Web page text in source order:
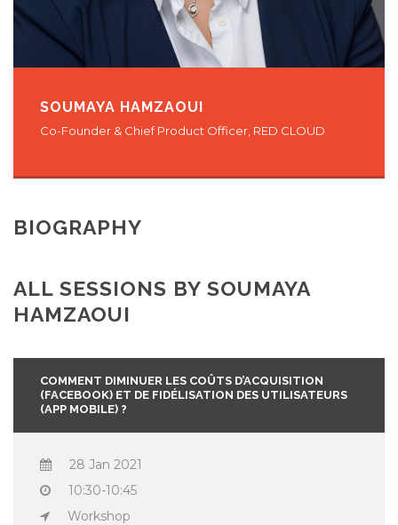
SOUMAYA HAMZAOUI
Co-Founder & Chief Product Officer, RED CLOUD
BIOGRAPHY
ALL SESSIONS BY SOUMAYA
HAMZAOUI
COMMENT DIMINUER LES COÛTS D’ACQUISITION
(FACEBOOK) ET DE FIDÉLISATION DES UTILISATEURS
(APP MOBILE) ?
28 Jan 2021
10:30-10:45
Workshop